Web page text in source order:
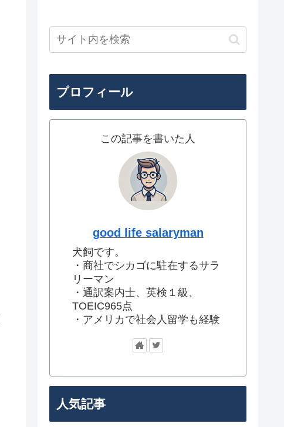
プロフィール
この記事を書いた人
good life salaryman
犬飼です。
・商社でシカゴに駐在するサラ
リーマン
・通訳案内士、英検１級、
TOEIC965点
・アメリカで社会人留学も経験
人気記事